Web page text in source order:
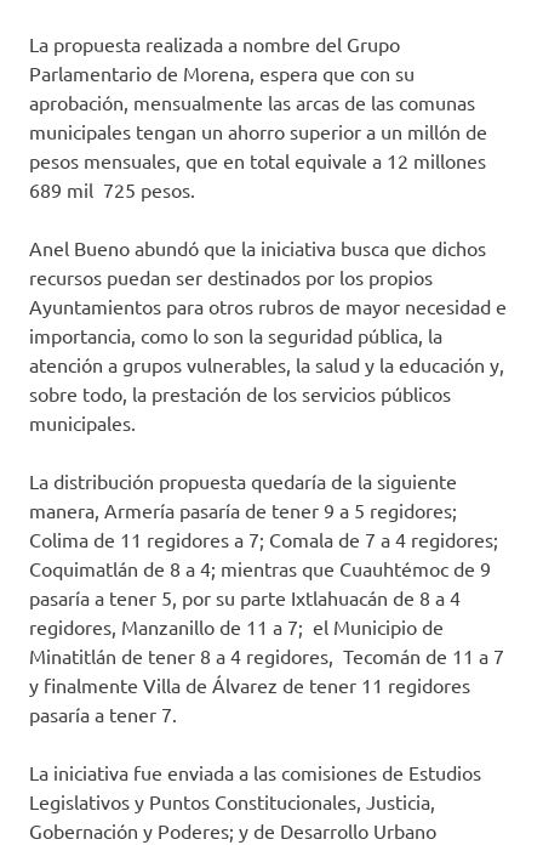
La propuesta realizada a nombre del Grupo
Parlamentario de Morena, espera que con su
aprobación, mensualmente las arcas de las comunas
municipales tengan un ahorro superior a un millón de
pesos mensuales, que en total equivale a 12 millones
689 mil 725 pesos.
Anel Bueno abundó que la iniciativa busca que dichos
recursos puedan ser destinados por los propios
Ayuntamientos para otros rubros de mayor necesidad e
importancia, como lo son la seguridad pública, la
atención a grupos vulnerables, la salud y la educación y,
sobre todo, la prestación de los servicios públicos
municipales.
La distribución propuesta quedaría de la siguiente
manera, Armería pasaría de tener 9 a 5 regidores;
Colima de 11 regidores a 7; Comala de 7 a 4 regidores;
Coquimatlán de 8 a 4; mientras que Cuauhtémoc de 9
pasaría a tener 5, por su parte Ixtlahuacán de 8 a 4
regidores, Manzanillo de 11 a 7; el Municipio de
Minatitlán de tener 8 a 4 regidores, Tecomán de 11 a 7
y finalmente Villa de Álvarez de tener 11 regidores
pasaría a tener 7.
La iniciativa fue enviada a las comisiones de Estudios
Legislativos y Puntos Constitucionales, Justicia,
Gobernación y Poderes; y de Desarrollo Urbano